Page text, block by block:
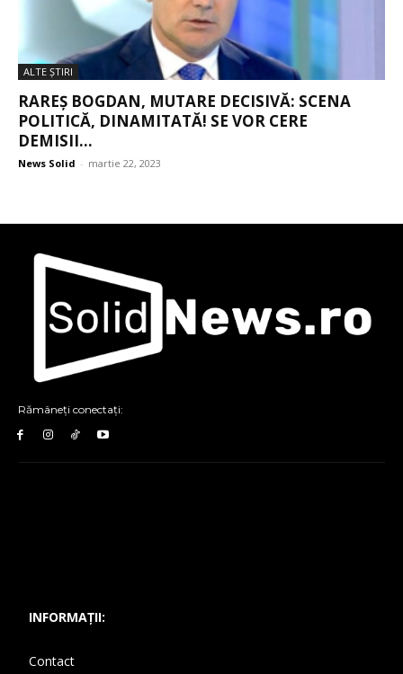
ALTE ŞTIRI
RAREȘ BOGDAN, MUTARE DECISIVĂ: SCENA
POLITICĂ, DINAMITATĂ! SE VOR CERE
DEMISII...
News Solid - martie 22, 2023
Rămâneți conectați:
INFORMAȚII:
Contact